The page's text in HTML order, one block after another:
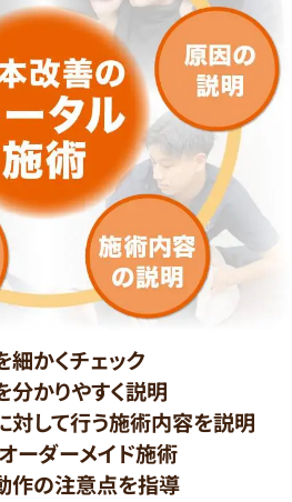
細かくチェック
分かりやすく説明
対して行う施術内容を説明
ーダーメイド施術
作の注意点を指導